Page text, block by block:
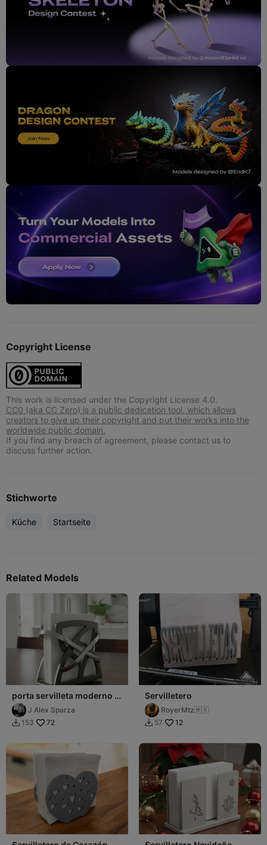
Copyright License
This work is licensed under the Copyright License 4.0.
CC0 (aka CC Zero) is a public dedication tool, which allows
creators to give up their copyright and put their works into the
worldwide public domain.
If you find any breach of agreement, please contact us to
discuss further action.
Stichworte
Küche Startseite
Related Models
porta servilleta moderno o
servilletero
J Alex Sparza
 153 72
Servilletero
RoyerMtz🇲🇽
 57 12